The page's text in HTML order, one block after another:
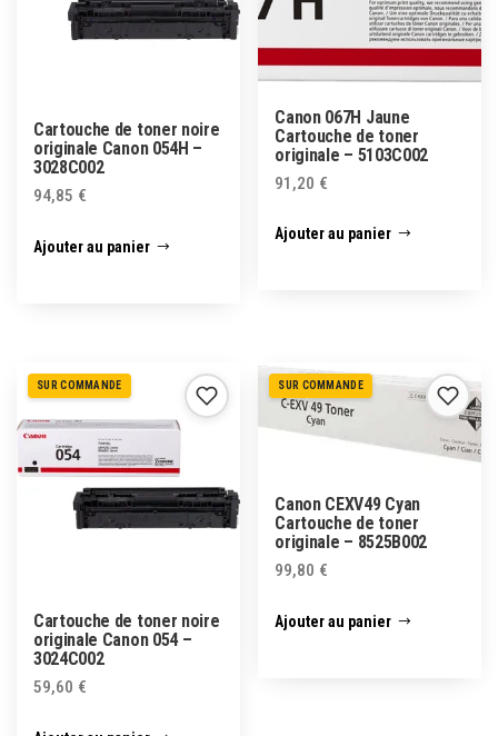
Cartouche de toner noire
originale Canon 054H –
3028C002
94,85 €
Ajouter au panier
Canon 067H Jaune
Cartouche de toner
originale – 5103C002
91,20 €
Ajouter au panier
SUR COMMANDE
Cartouche de toner noire
originale Canon 054 –
3024C002
59,60 €
SUR COMMANDE
Canon CEXV49 Cyan
Cartouche de toner
originale – 8525B002
99,80 €
Ajouter au panier